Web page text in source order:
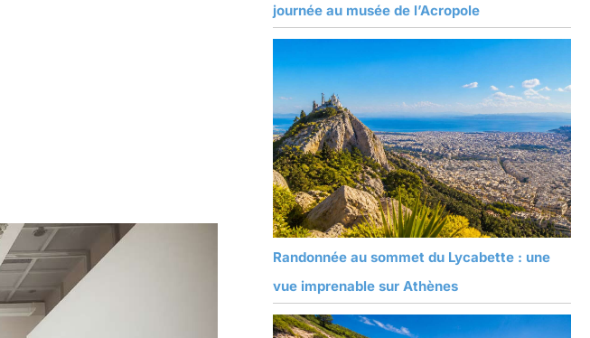
journée au musée de l’Acropole
Randonnée au sommet du Lycabette : une
vue imprenable sur Athènes